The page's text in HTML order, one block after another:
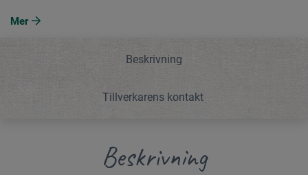
Mer
Beskrivning
Tillverkarens kontakt
Beskrivning